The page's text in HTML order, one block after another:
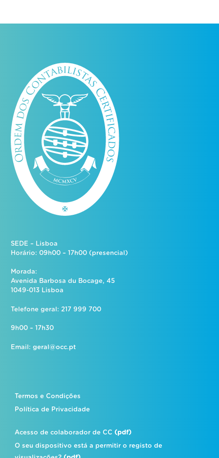
SEDE – Lisboa
Horário: 09h00 – 17h00 (presencial)
Morada:
Avenida Barbosa du Bocage, 45
1049-013 Lisboa
Telefone geral: 217 999 700
9h00 – 17h30
Email:geral@occ.pt
Termos e Condições
Política de Privacidade
Acesso de colaborador de CC(pdf)
O seu dispositivo está a permitir o registo de